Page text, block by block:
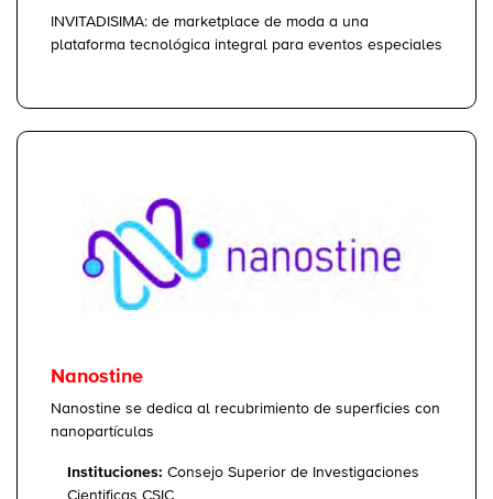
INVITADISIMA: de marketplace de moda a una
plataforma tecnológica integral para eventos especiales
Nanostine
Nanostine se dedica al recubrimiento de superficies con
nanopartículas
Instituciones: Consejo Superior de Investigaciones